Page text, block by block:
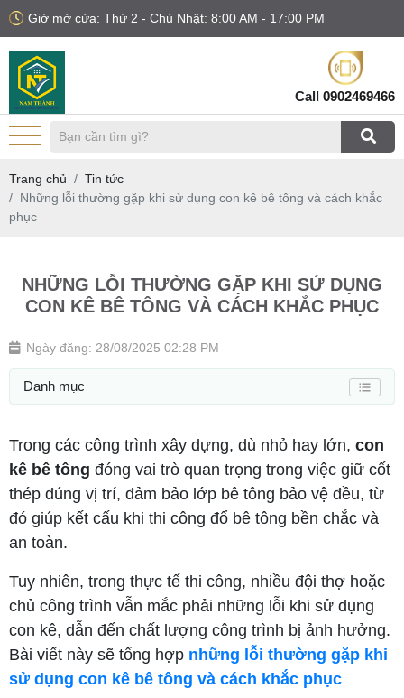
Giờ mở cửa: Thứ 2 - Chủ Nhật: 8:00 AM - 17:00 PM
Call 0902469466
Trang chủ
Tin tức
Những lỗi thường gặp khi sử dụng con kê bê tông và cách khắc
phục
NHỮNG LỖI THƯỜNG GẶP KHI SỬ DỤNG
CON KÊ BÊ TÔNG VÀ CÁCH KHẮC PHỤC
Ngày đăng: 28/08/2025 02:28 PM
Danh mục
Trong các công trình xây dựng, dù nhỏ hay lớn, con
kê bê tông đóng vai trò quan trọng trong việc giữ cốt
thép đúng vị trí, đảm bảo lớp bê tông bảo vệ đều, từ
đó giúp kết cấu khi thi công đổ bê tông bền chắc và
an toàn.
Tuy nhiên, trong thực tế thi công, nhiều đội thợ hoặc
chủ công trình vẫn mắc phải những lỗi khi sử dụng
con kê, dẫn đến chất lượng công trình bị ảnh hưởng.
Bài viết này sẽ tổng hợp những lỗi thường gặp khi
sử dụng con kê bê tông và cách khắc phục